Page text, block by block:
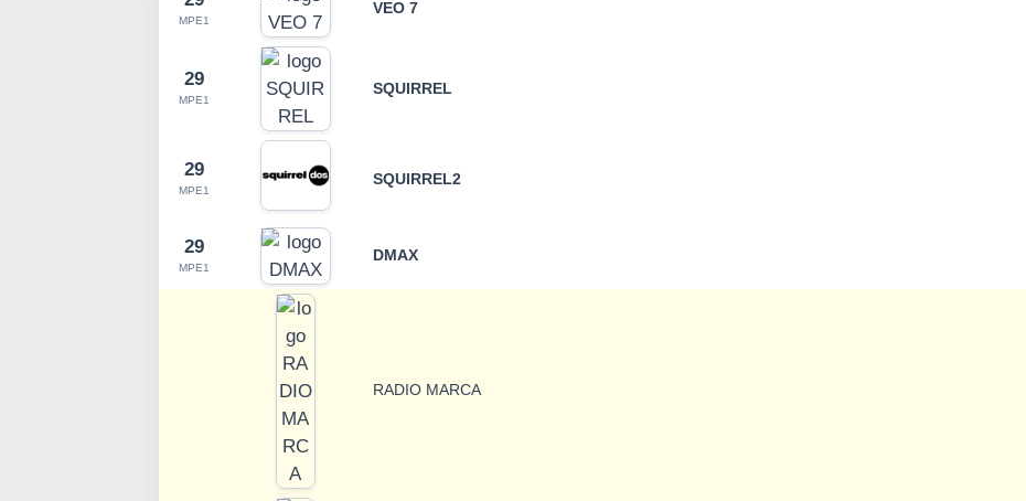
MPE1
VEO 7
29
MPE1
SQUIRREL
29
MPE1
SQUIRREL2
29
MPE1
DMAX
RADIO MARCA